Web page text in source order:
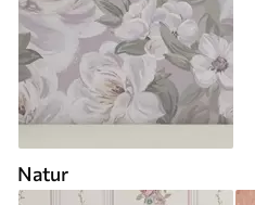
Natur